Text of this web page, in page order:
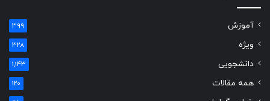
آموزش 399
ویژه 328
دانشجویی 1,143
همه مقالات 120